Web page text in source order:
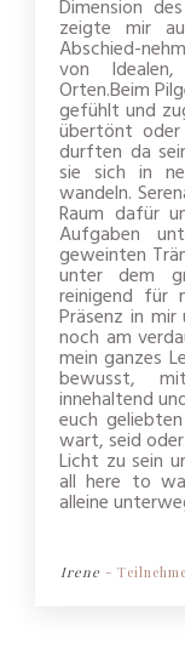
Dimension
zeigte mir
Abschied-
von
Orten.Beim
gefühlt und
übertönt oder
durften da
sie sich in
wandeln.
Raum dafür
Aufgaben
geweinten
unter dem
reinigend für
Präsenz in
noch am
mein ganzes
bewusst,
innehaltend
euch
wart, seid
Licht zu sein
all here to
alleine
Irene -